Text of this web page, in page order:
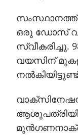
സംസ്ഥാനത്ത്
ഒരു ഡോസ്
സ്വീകരിച്ചു.
വയസിന്
വാക്‌സിനേഷന്‍